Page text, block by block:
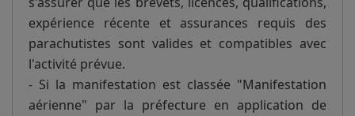
expérience récente et assurances requis des
parachutistes sont valides et compatibles avec
l'activité prévue.
- Si la manifestation est classée "Manifestation
aérienne" par la préfecture en application de